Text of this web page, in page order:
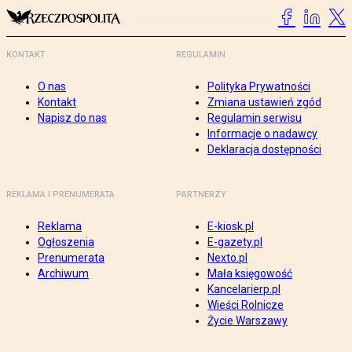
KONTAKT
O nas
Kontakt
Napisz do nas
REGULAMIN
Polityka Prywatności
Zmiana ustawień zgód
Regulamin serwisu
Informacje o nadawcy
Deklaracja dostępności
REKLAMA I PRENUMERATA
Reklama
Ogłoszenia
Prenumerata
Archiwum
PARTNERZY
E-kiosk.pl
E-gazety.pl
Nexto.pl
Mała księgowość
Kancelarierp.pl
Wieści Rolnicze
Życie Warszawy